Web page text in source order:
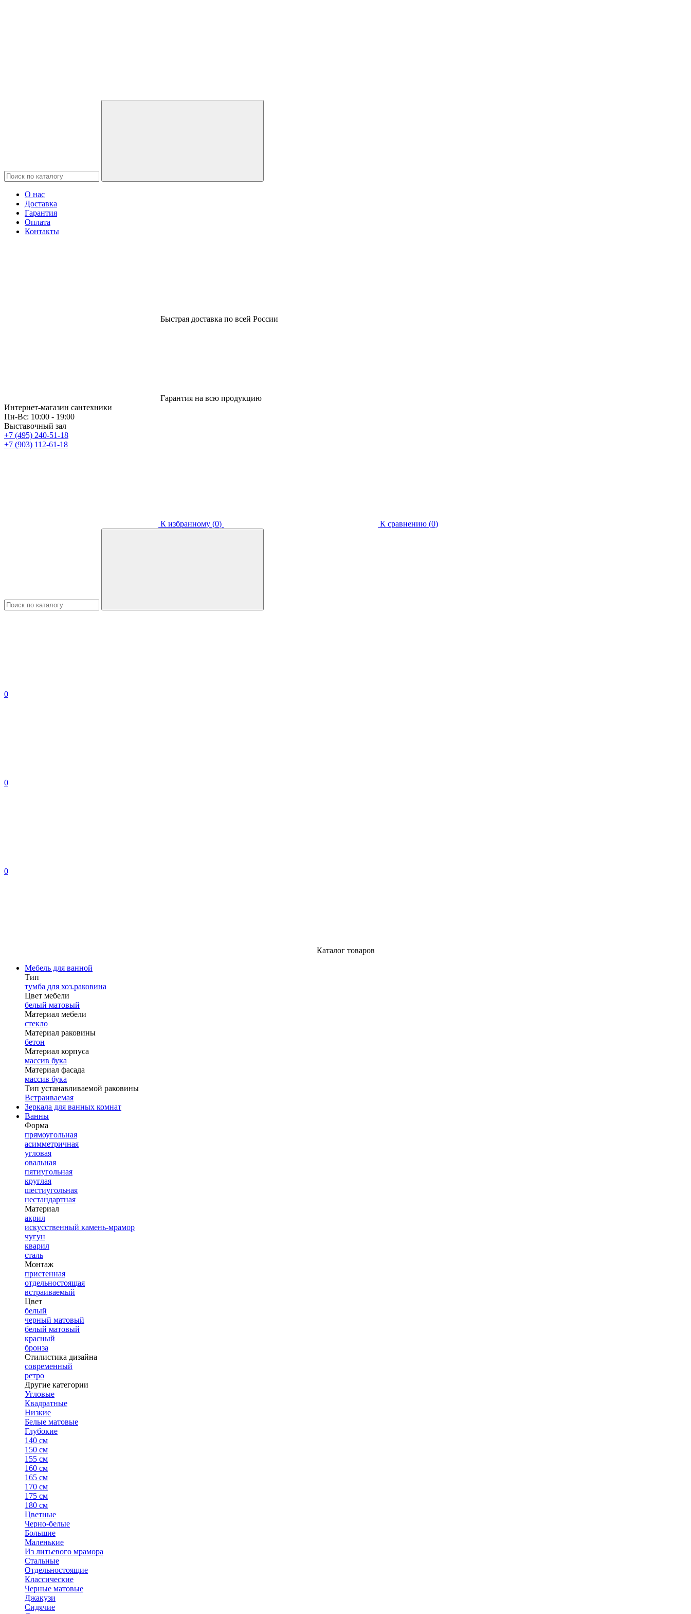
О нас
Доставка
Гарантия
Оплата
Контакты
Быстрая доставка по всей России
Гарантия на всю продукцию
Интернет-магазин сантехники
Пн-Вс: 10:00 - 19:00
Выставочный зал
+7 (495) 240-51-18
+7 (903) 112-61-18
К избранному (0) К сравнению (0)
0
0
0
Каталог товаров
Мебель для ванной
Тип
тумба для хоз.раковина
Цвет мебели
белый матовый
Материал мебели
стекло
Материал раковины
бетон
Материал корпуса
массив бука
Материал фасада
массив бука
Тип устанавливаемой раковины
Встраиваемая
Зеркала для ванных комнат
Ванны
Форма
прямоугольная
асимметричная
угловая
овальная
пятиугольная
круглая
шестиугольная
нестандартная
Материал
акрил
искусственный камень-мрамор
чугун
кварил
сталь
Монтаж
пристенная
отдельностоящая
встраиваемый
Цвет
белый
черный матовый
белый матовый
красный
бронза
Стилистика дизайна
современный
ретро
Другие категории
Угловые
Квадратные
Низкие
Белые матовые
Глубокие
140 см
150 см
155 см
160 см
165 см
170 см
175 см
180 см
Цветные
Черно-белые
Большие
Маленькие
Из литьевого мрамора
Стальные
Отдельностоящие
Классические
Черные матовые
Джакузи
Сидячие